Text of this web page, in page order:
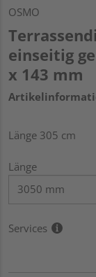
OSMO
einseitig
x 143 mm
Länge 305 cm
Länge
Services